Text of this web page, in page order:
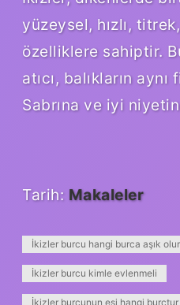
yüzeysel, hızlı,
özelliklere sahiptir.
atıcı, balıkların
Sabrına ve iyi
Tarih: Makaleler
İkizler burcu hangi burca aşık olur
İkizler burcu kimle evlenmeli
İkizler burcunun eşi hangi burçtur